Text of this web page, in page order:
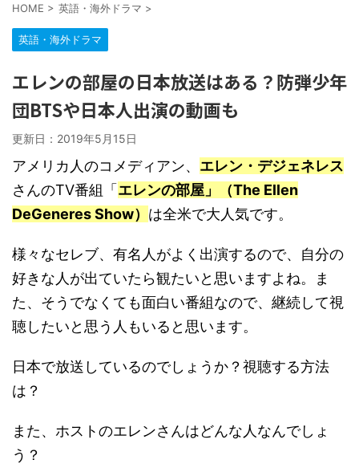
HOME > 英語・海外ドラマ >
英語・海外ドラマ
エレンの部屋の日本放送はある？防弾少年
団BTSや日本人出演の動画も
更新日： 2019年5月15日
アメリカ人のコメディアン、 エレン・デジェネレス
さんのTV番組「 エレンの部屋」（The Ellen
DeGeneres Show） は全米で大人気です。
様々なセレブ、有名人がよく出演するので、自分の
好きな人が出ていたら観たいと思いますよね。ま
た、そうでなくても面白い番組なので、継続して視
聴したいと思う人もいると思います。
日本で放送しているのでしょうか？視聴する方法
は？
また、ホストのエレンさんはどんな人なんでしょ
う？